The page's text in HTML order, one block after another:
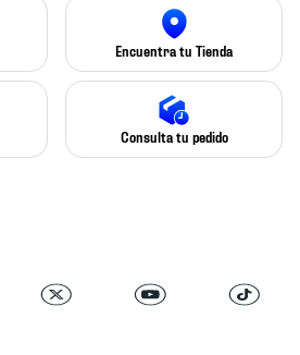
Encuentra tu Tienda
Consulta tu pedido